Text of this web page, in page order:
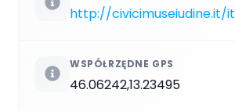
http://civicimuseiudine.it/it
WSPÓŁRZĘDNE GPS
46.06242,13.23495